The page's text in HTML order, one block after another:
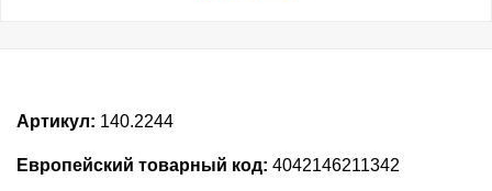
Артикул: 140.2244
Европейский товарный код: 4042146211342